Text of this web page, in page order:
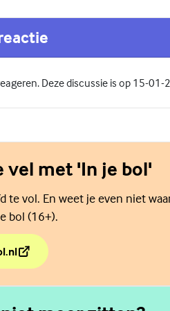
Deze discussie is op 15-
vel met 'In je bol'
te vol. En weet je even niet
bol (16+).
vel met 'In je bol'